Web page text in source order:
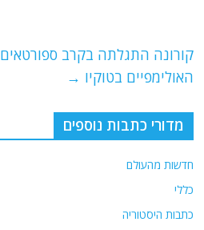
k
קורונה התגלתה בקרב
האולימפיים בטוקיו →
מדורי כתבות נוספים
חדשות מהעולם
כללי
כתבות היסטוריה